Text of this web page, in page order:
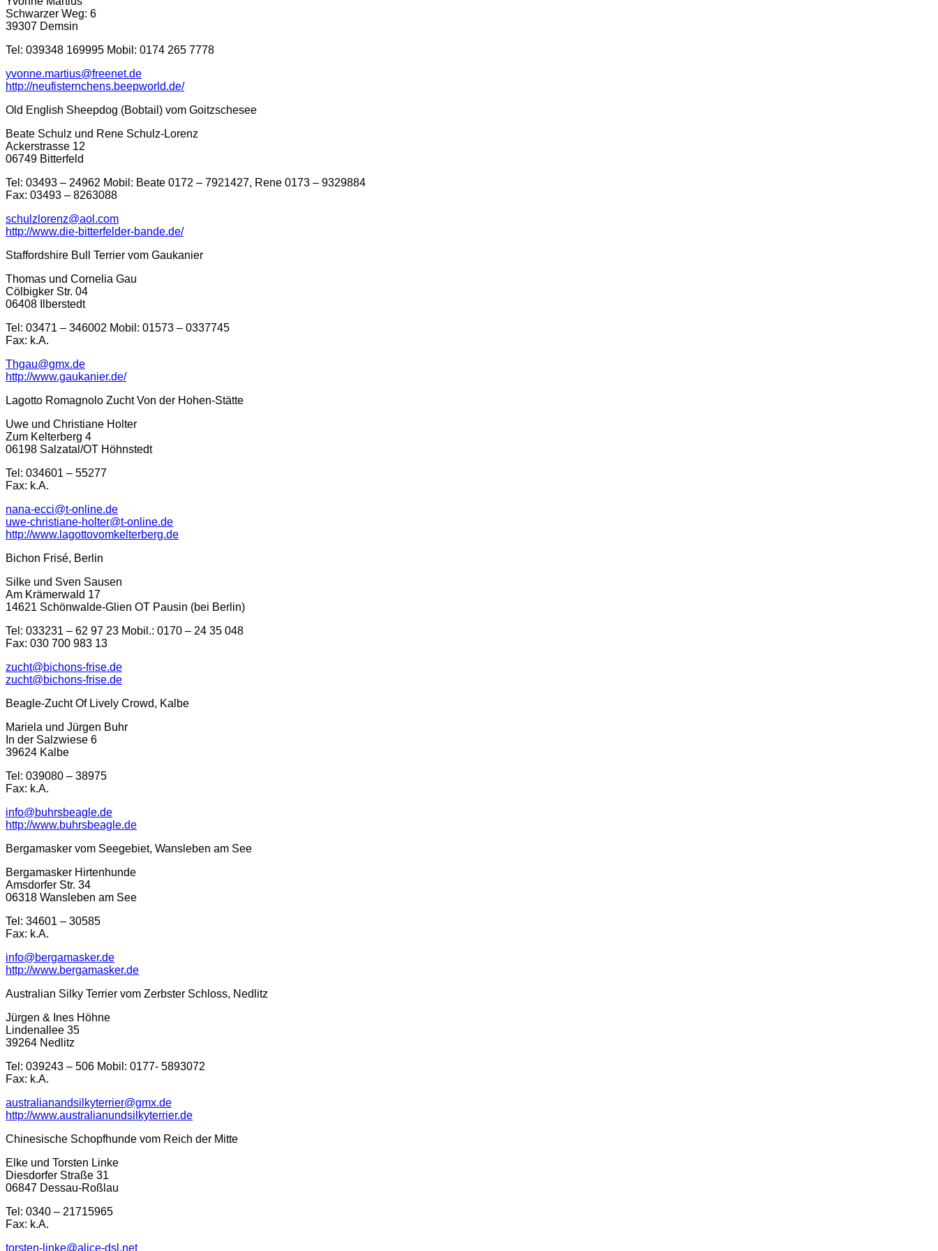
Schwarzer Weg: 6
39307 Demsin
Tel: 039348 169995 Mobil: 0174 265 7778
yvonne.martius@freenet.de
http://neufisternchens.beepworld.de/
Old English Sheepdog (Bobtail) vom Goitzschesee
Beate Schulz und Rene Schulz-Lorenz
Ackerstrasse 12
06749 Bitterfeld
Tel: 03493 – 24962 Mobil: Beate 0172 – 7921427, Rene 0173 – 9329884
Fax: 03493 – 8263088
schulzlorenz@aol.com
http://www.die-bitterfelder-bande.de/
Staffordshire Bull Terrier vom Gaukanier
Thomas und Cornelia Gau
Cölbigker Str. 04
06408 Ilberstedt
Tel: 03471 – 346002 Mobil: 01573 – 0337745
Fax: k.A.
Thgau@gmx.de
http://www.gaukanier.de/
Lagotto Romagnolo Zucht Von der Hohen-Stätte
Uwe und Christiane Holter
Zum Kelterberg 4
06198 Salzatal/OT Höhnstedt
Tel: 034601 – 55277
Fax: k.A.
nana-ecci@t-online.de
uwe-christiane-holter@t-online.de
http://www.lagottovomkelterberg.de
Bichon Frisé, Berlin
Silke und Sven Sausen
Am Krämerwald 17
14621 Schönwalde-Glien OT Pausin (bei Berlin)
Tel: 033231 – 62 97 23 Mobil.: 0170 – 24 35 048
Fax: 030 700 983 13
zucht@bichons-frise.de
zucht@bichons-frise.de
Beagle-Zucht Of Lively Crowd, Kalbe
Mariela und Jürgen Buhr
In der Salzwiese 6
39624 Kalbe
Tel: 039080 – 38975
Fax: k.A.
info@buhrsbeagle.de
http://www.buhrsbeagle.de
Bergamasker vom Seegebiet, Wansleben am See
Bergamasker Hirtenhunde
Amsdorfer Str. 34
06318 Wansleben am See
Tel: 34601 – 30585
Fax: k.A.
info@bergamasker.de
http://www.bergamasker.de
Australian Silky Terrier vom Zerbster Schloss, Nedlitz
Jürgen & Ines Höhne
Lindenallee 35
39264 Nedlitz
Tel: 039243 – 506 Mobil: 0177- 5893072
Fax: k.A.
australianandsilkyterrier@gmx.de
http://www.australianundsilkyterrier.de
Chinesische Schopfhunde vom Reich der Mitte
Elke und Torsten Linke
Diesdorfer Straße 31
06847 Dessau-Roßlau
Tel: 0340 – 21715965
Fax: k.A.
torsten-linke@alice-dsl.net